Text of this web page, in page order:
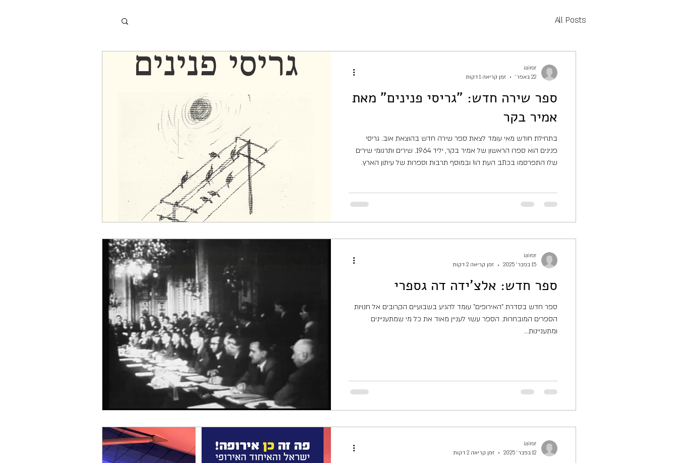
All Posts
ספר שירה חדש: "גריסי פנינים" מאת
אמיר בקר
בתחילת חודש מאי עומד לצאת ספר שירה חדש בהוצאת אוב. גריסי
פנינים הוא ספרו הראשון של אמיר בקר, יליד 1964. שירים ותרגומי שירים
שלו התפרסמו בכתב העת הו! ובמוסף תרבות וספרות של עיתון הארץ.
הרציני למחויך, בין הלירי לתיאורי, בין חי
iairor
22 באפר׳
זמן קריאה 1 דקות
ספר חדש: אלצ'ידה דה גספרי
ספר חדש בסדרת "האירופים" עומד להגיע בשבועיים הקרובים אל חנויות
הספרים המובחרות. הספר עשוי לעניין מאוד את כל מי שמתעניינים
ומתעניינות...
iairor
15 בפבר׳ 2025
זמן קריאה 2 דקות
iairor
12 בפבר׳ 2025
זמן קריאה 2 דקות